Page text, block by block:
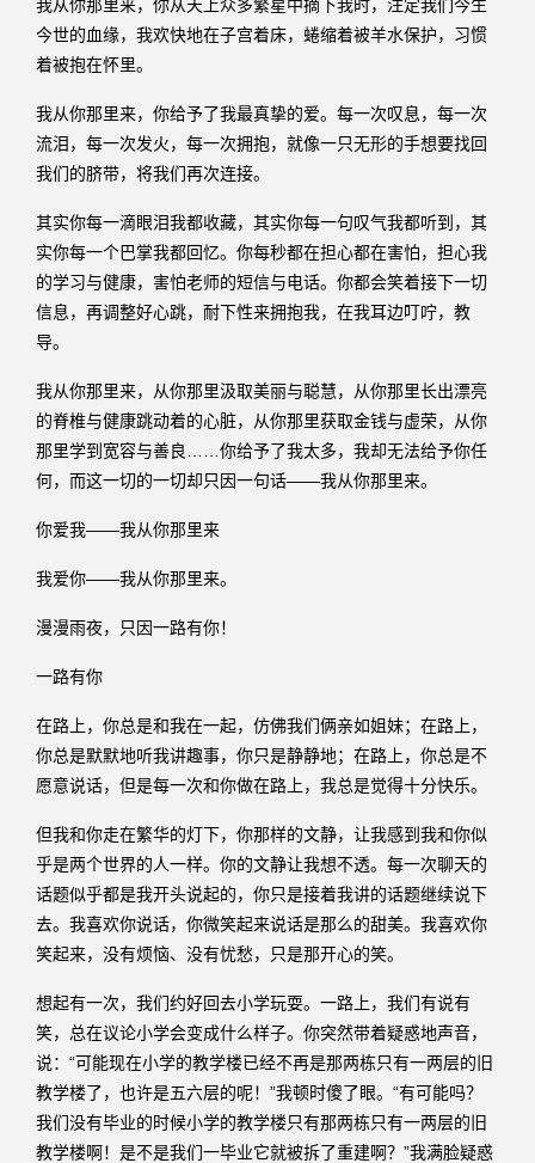
我从你那里来，你从天上众多繁星中摘下我时，注定我们今生
今世的血缘，我欢快地在子宫着床，蜷缩着被羊水保护，习惯
着被抱在怀里。
我从你那里来，你给予了我最真挚的爱。每一次叹息，每一次
流泪，每一次发火，每一次拥抱，就像一只无形的手想要找回
我们的脐带，将我们再次连接。
其实你每一滴眼泪我都收藏，其实你每一句叹气我都听到，其
实你每一个巴掌我都回忆。你每秒都在担心都在害怕，担心我
的学习与健康，害怕老师的短信与电话。你都会笑着接下一切
信息，再调整好心跳，耐下性来拥抱我，在我耳边叮咛，教
导。
我从你那里来，从你那里汲取美丽与聪慧，从你那里长出漂亮
的脊椎与健康跳动着的心脏，从你那里获取金钱与虚荣，从你
那里学到宽容与善良……你给予了我太多，我却无法给予你任
何，而这一切的一切却只因一句话——我从你那里来。
你爱我——我从你那里来
我爱你——我从你那里来。
漫漫雨夜，只因一路有你！
一路有你
在路上，你总是和我在一起，仿佛我们俩亲如姐妹；在路上，
你总是默默地听我讲趣事，你只是静静地；在路上，你总是不
愿意说话，但是每一次和你做在路上，我总是觉得十分快乐。
但我和你走在繁华的灯下，你那样的文静，让我感到我和你似
乎是两个世界的人一样。你的文静让我想不透。每一次聊天的
话题似乎都是我开头说起的，你只是接着我讲的话题继续说下
去。我喜欢你说话，你微笑起来说话是那么的甜美。我喜欢你
笑起来，没有烦恼、没有忧愁，只是那开心的笑。
想起有一次，我们约好回去小学玩耍。一路上，我们有说有
笑，总在议论小学会变成什么样子。你突然带着疑惑地声音，
说：“可能现在小学的教学楼已经不再是那两栋只有一两层的旧
教学楼了，也许是五六层的呢！”我顿时傻了眼。“有可能吗？
我们没有毕业的时候小学的教学楼只有那两栋只有一两层的旧
教学楼啊！是不是我们一毕业它就被拆了重建啊？”我满脸疑惑